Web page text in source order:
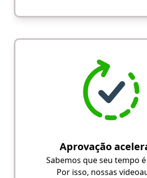
Aprovação
Sabemos que seu tempo
Por isso, nossas